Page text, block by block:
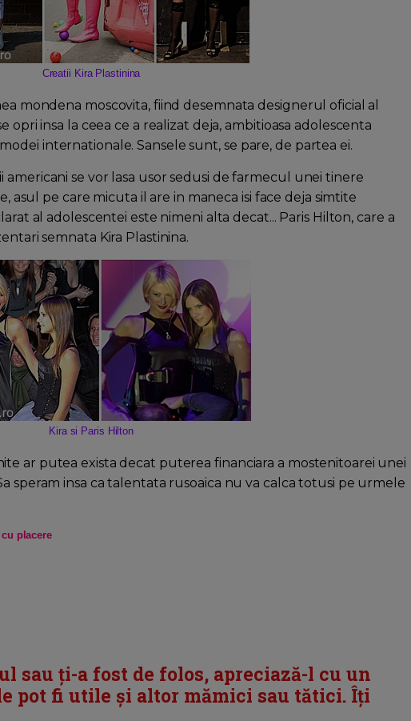
Creatii Kira Plastinina
mondena moscovita, fiind desemnata designerul oficial al
opri insa la ceea ce a realizat deja, ambitioasa adolescenta
internationale. Sansele sunt, se pare, de partea ei.
se vor lasa usor sedusi de farmecul unei tinere
asul pe care micuta il are in maneca isi face deja simtite
al adolescentei este nimeni alta decat... Paris Hilton, care a
semnata Kira Plastinina.
Kira si Paris Hilton
ar putea exista decat puterea financiara a mostenitoarei unei
speram insa ca talentata rusoaica nu va calca totusi pe urmele
placere
sau ți-a fost de folos, apreciază-l cu un
pot fi utile și altor mămici sau tătici. Îți